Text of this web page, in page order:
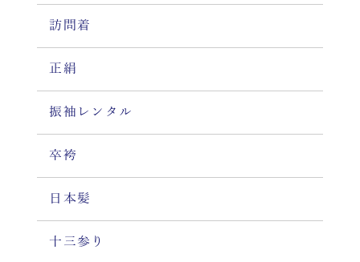
訪問着
正絹
振袖レンタル
卒袴
日本髪
十三参り